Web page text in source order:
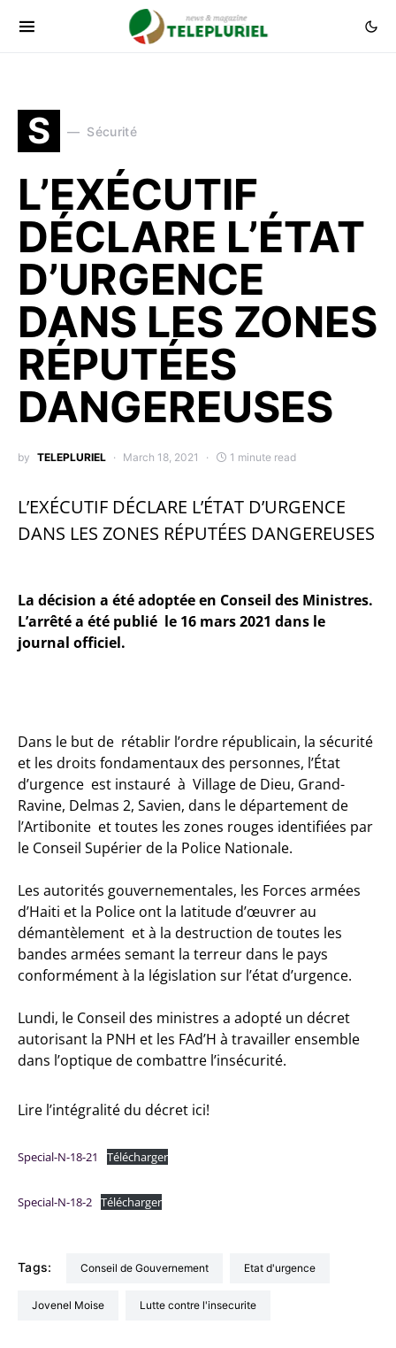
S Sécurité
L’EXÉCUTIF
DÉCLARE L’ÉTAT
D’URGENCE
DANS LES ZONES
RÉPUTÉES
DANGEREUSES
by TELEPLURIEL March 18, 2021 1 minute read
L’EXÉCUTIF DÉCLARE L’ÉTAT D’URGENCE
DANS LES ZONES RÉPUTÉES DANGEREUSES
La décision a été adoptée en Conseil des Ministres.
L’arrêté a été publié le 16 mars 2021 dans le
journal officiel.
Dans le but de rétablir l’ordre républicain, la sécurité
et les droits fondamentaux des personnes, l’État
d’urgence est instauré à Village de Dieu, Grand-
Ravine, Delmas 2, Savien, dans le département de
l’Artibonite et toutes les zones rouges identifiées par
le Conseil Supérier de la Police Nationale.
Les autorités gouvernementales, les Forces armées
d’Haiti et la Police ont la latitude d’œuvrer au
démantèlement et à la destruction de toutes les
bandes armées semant la terreur dans le pays
conformément à la législation sur l’état d’urgence.
Lundi, le Conseil des ministres a adopté un décret
autorisant la PNH et les FAd’H à travailler ensemble
dans l’optique de combattre l’insécurité.
Lire l’intégralité du décret ici!
Special-N-18-21 Télécharger
Special-N-18-2 Télécharger
Tags: Conseil de Gouvernement Etat d'urgence
Jovenel Moise lutte contre l'insecurite